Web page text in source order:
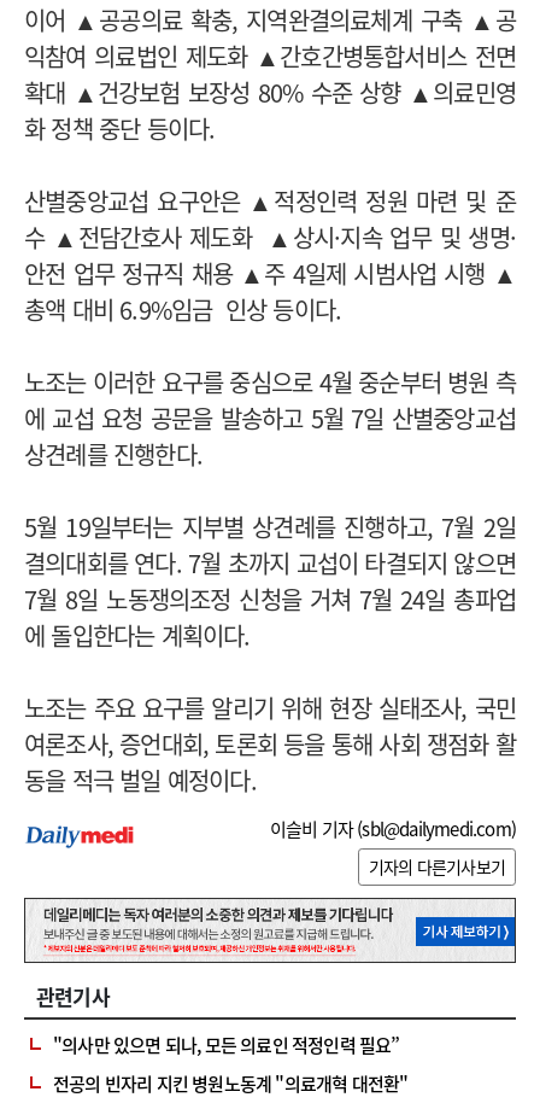
이어 ▲공공의료 확충, 지역완결의료체계 구축 ▲공
익참여 의료법인 제도화 ▲간호간병통합서비스 전면
확대 ▲건강보험 보장성 80% 수준 상향 ▲의료민영
화 정책 중단 등이다.
산별중앙교섭 요구안은 ▲적정인력 정원 마련 및 준
수 ▲전담간호사 제도화 ▲상시·지속 업무 및 생명·
안전 업무 정규직 채용 ▲주 4일제 시범사업 시행 ▲
총액 대비 6.9%임금 인상 등이다.
노조는 이러한 요구를 중심으로 4월 중순부터 병원 측
에 교섭 요청 공문을 발송하고 5월 7일 산별중앙교섭
상견례를 진행한다.
5월 19일부터는 지부별 상견례를 진행하고, 7월 2일
결의대회를 연다. 7월 초까지 교섭이 타결되지 않으면
7월 8일 노동쟁의조정 신청을 거쳐 7월 24일 총파업
에 돌입한다는 계획이다.
노조는 주요 요구를 알리기 위해 현장 실태조사, 국민
여론조사, 증언대회, 토론회 등을 통해 사회 쟁점화 활
동을 적극 벌일 예정이다.
이슬비 기자 (sbl@dailymedi.com)
기자의 다른기사보기
관련기사
"의사만 있으면 되나, 모든 의료인 적정인력 필요”
전공의 빈자리 지킨 병원노동계 "의료개혁 대전환"